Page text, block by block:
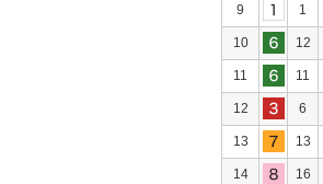
9 1
10 12
11 11
12 6
13 13
14 16